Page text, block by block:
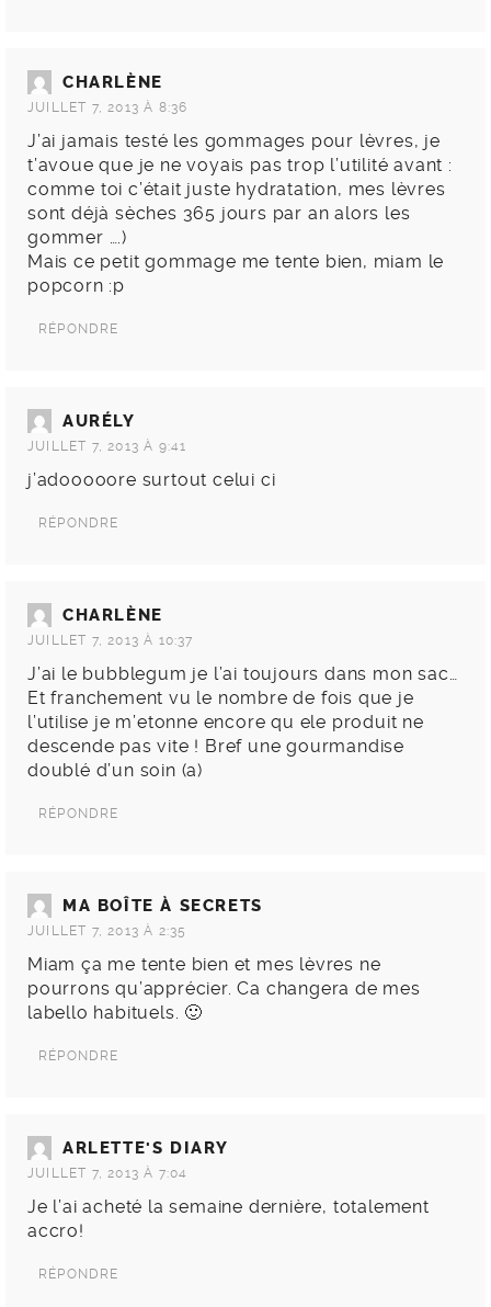
CHARLÈNE
JUILLET 7, 2013 À 8:36
J’ai jamais testé les gommages pour lèvres, je
t’avoue que je ne voyais pas trop l’utilité avant :
comme toi c’était juste hydratation, mes lèvres
sont déjà sèches 365 jours par an alors les
gommer ….)
Mais ce petit gommage me tente bien, miam le
popcorn :p
RÉPONDRE
AURÉLY
JUILLET 7, 2013 À 9:41
j’adooooore surtout celui ci
RÉPONDRE
CHARLÈNE
JUILLET 7, 2013 À 10:37
J’ai le bubblegum je l’ai toujours dans mon sac…
Et franchement vu le nombre de fois que je
l’utilise je m’etonne encore qu ele produit ne
descende pas vite ! Bref une gourmandise
doublé d’un soin (a)
RÉPONDRE
MA BOÎTE À SECRETS
JUILLET 7, 2013 À 2:35
Miam ça me tente bien et mes lèvres ne
pourrons qu’apprécier. Ca changera de mes
labello habituels. 🙂
RÉPONDRE
ARLETTE'S DIARY
JUILLET 7, 2013 À 7:04
Je l’ai acheté la semaine dernière, totalement
accro!
RÉPONDRE